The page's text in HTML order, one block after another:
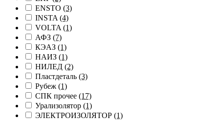
ENSTO (3)
INSTA (4)
VOLTA (1)
АФЗ (7)
КЭАЗ (1)
НАИЗ (1)
НИЛЕД (2)
Пластдеталь (3)
Рубеж (1)
СПК прочее (17)
Урализолятор (1)
ЭЛЕКТРОИЗОЛЯТОР (1)